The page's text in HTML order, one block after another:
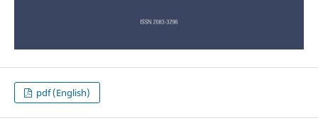
pdf (English)